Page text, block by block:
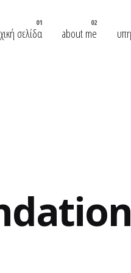
σελίδα about me